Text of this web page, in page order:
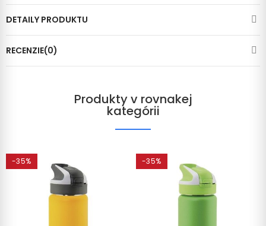
DETAILY PRODUKTU
RECENZIE(0)
Produkty v rovnakej
kategórii
-35% -35%